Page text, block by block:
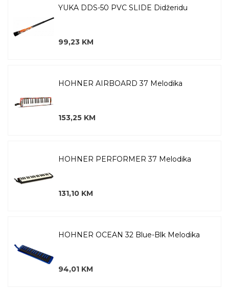
YUKA DDS-50 PVC SLIDE Didžeridu
99,23 KM
HOHNER AIRBOARD 37 Melodika
153,25 KM
HOHNER PERFORMER 37 Melodika
131,10 KM
HOHNER OCEAN 32 Blue-Blk Melodika
94,01 KM